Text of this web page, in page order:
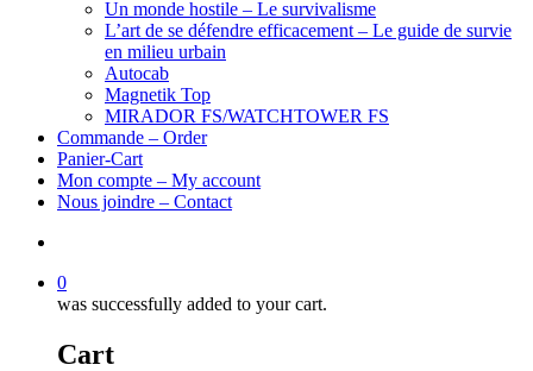
Un monde hostile – Le survivalisme
L’art de se défendre efficacement – Le guide de survie
en milieu urbain
Autocab
Magnetik Top
MIRADOR FS/WATCHTOWER FS
Commande – Order
Panier-Cart
Mon compte – My account
Nous joindre – Contact
0
was successfully added to your cart.
Cart